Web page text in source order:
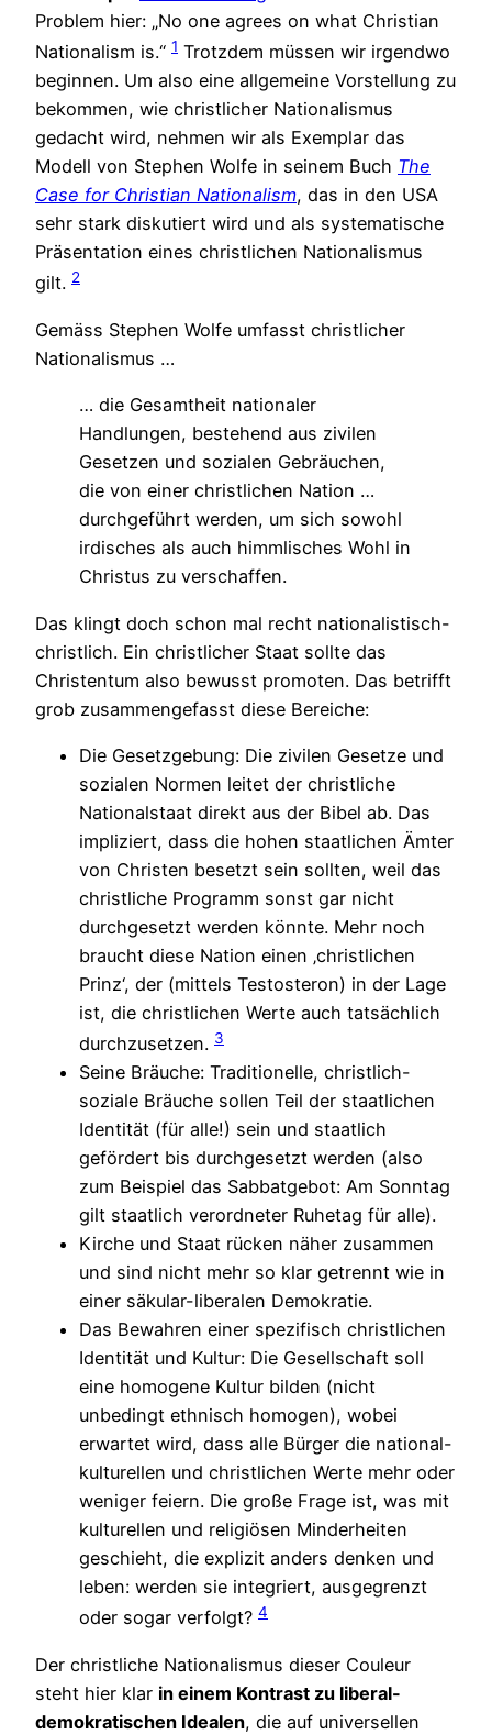
Problem hier: „No one agrees on what Christian
Nationalism is.“ 1 Trotzdem müssen wir irgendwo
beginnen. Um also eine allgemeine Vorstellung zu
bekommen, wie christlicher Nationalismus
gedacht wird, nehmen wir als Exemplar das
Modell von Stephen Wolfe in seinem Buch The
Case for Christian Nationalism, das in den USA
sehr stark diskutiert wird und als systematische
Präsentation eines christlichen Nationalismus
gilt. 2
Gemäss Stephen Wolfe umfasst christlicher
Nationalismus …
… die Gesamtheit nationaler
Handlungen, bestehend aus zivilen
Gesetzen und sozialen Gebräuchen,
die von einer christlichen Nation …
durchgeführt werden, um sich sowohl
irdisches als auch himmlisches Wohl in
Christus zu verschaffen.
Das klingt doch schon mal recht nationalistisch-
christlich. Ein christlicher Staat sollte das
Christentum also bewusst promoten. Das betrifft
grob zusammengefasst diese Bereiche:
Die Gesetzgebung: Die zivilen Gesetze und
sozialen Normen leitet der christliche
Nationalstaat direkt aus der Bibel ab. Das
impliziert, dass die hohen staatlichen Ämter
von Christen besetzt sein sollten, weil das
christliche Programm sonst gar nicht
durchgesetzt werden könnte. Mehr noch
braucht diese Nation einen ‚christlichen
Prinz‘, der (mittels Testosteron) in der Lage
ist, die christlichen Werte auch tatsächlich
durchzusetzen. 3
Seine Bräuche: Traditionelle, christlich-
soziale Bräuche sollen Teil der staatlichen
Identität (für alle!) sein und staatlich
gefördert bis durchgesetzt werden (also
zum Beispiel das Sabbatgebot: Am Sonntag
gilt staatlich verordneter Ruhetag für alle).
Kirche und Staat rücken näher zusammen
und sind nicht mehr so klar getrennt wie in
einer säkular-liberalen Demokratie.
Das Bewahren einer spezifisch christlichen
Identität und Kultur: Die Gesellschaft soll
eine homogene Kultur bilden (nicht
unbedingt ethnisch homogen), wobei
erwartet wird, dass alle Bürger die national-
kulturellen und christlichen Werte mehr oder
weniger feiern. Die große Frage ist, was mit
kulturellen und religiösen Minderheiten
geschieht, die explizit anders denken und
leben: werden sie integriert, ausgegrenzt
oder sogar verfolgt? 4
Der christliche Nationalismus dieser Couleur
steht hier klar in einem Kontrast zu liberal-
demokratischen Idealen, die auf universellen